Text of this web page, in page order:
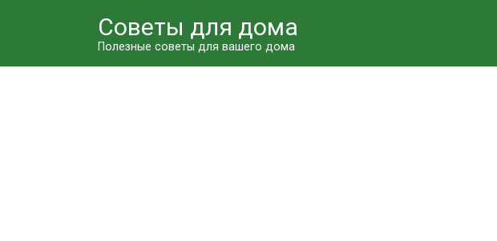
Советы для дома
Полезные советы для вашего дома